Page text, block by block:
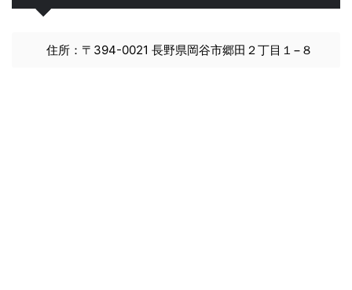
住所：〒394-0021 長野県岡谷市郷田２丁目１−８